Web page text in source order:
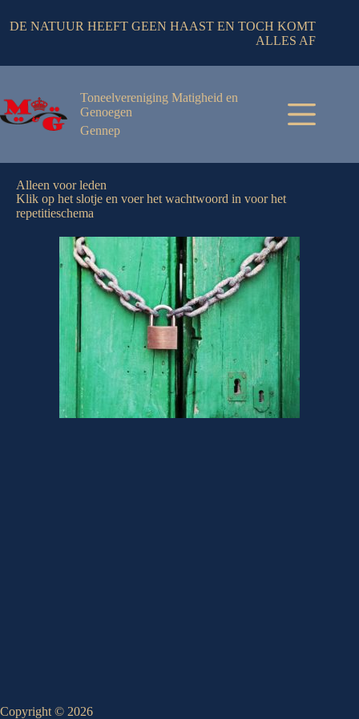
DE NATUUR HEEFT GEEN HAAST EN TOCH KOMT
ALLES AF
Toneelvereniging Matigheid en
Genoegen
Gennep
Alleen voor leden
Klik op het slotje en voer het wachtwoord in voor het
repetitieschema
Copyright © 2026